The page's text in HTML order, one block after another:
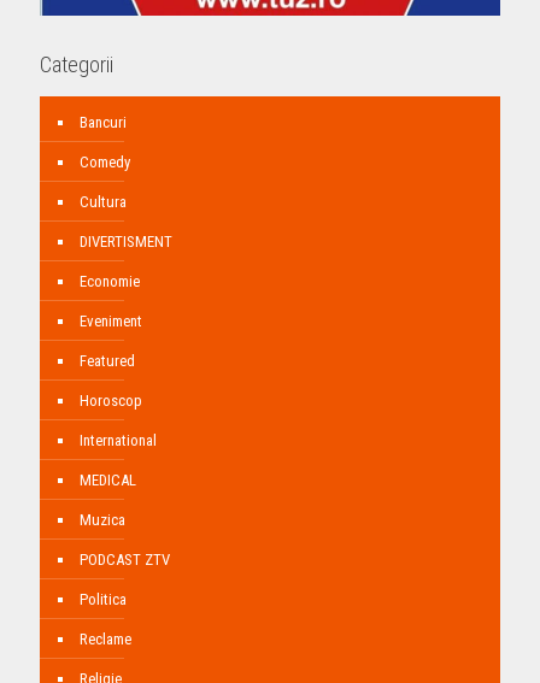
Categorii
Bancuri
Comedy
Cultura
DIVERTISMENT
Economie
Eveniment
Featured
Horoscop
International
MEDICAL
Muzica
PODCAST ZTV
Politica
Reclame
Religie